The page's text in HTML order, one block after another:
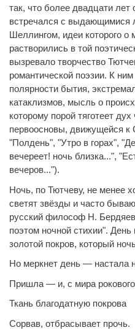
так, что более двадцати лет
встречался с выдающимися
Шеллингом, идеи которого о
растворились в той
вызревало творчество
романтической поэзии. К
полярности бытия,
катаклизмов, мысль о
которому порой тяготеет
первоосновы, движущейся к
"Полдень", "Утро в горах",
вечереет! ночь близка...",
вечеров...").
Ночь, по Тютчеву, не менее
светят звёзды и часто
русский философ Н.
поэтом ночной стихии".
золотой покров, который
Но меркнет день — настала
Пришла — и, с мира рокового
Ткань благодатную покрова
Сорвав, отбрасывает прочь.